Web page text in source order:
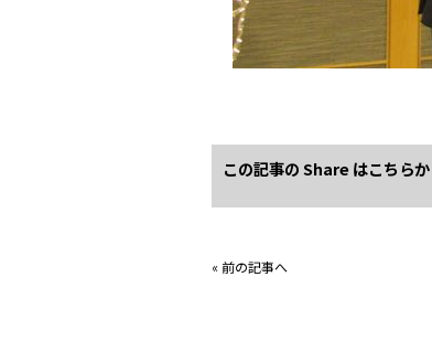
この記事の Share はこちら
« 前の記事へ